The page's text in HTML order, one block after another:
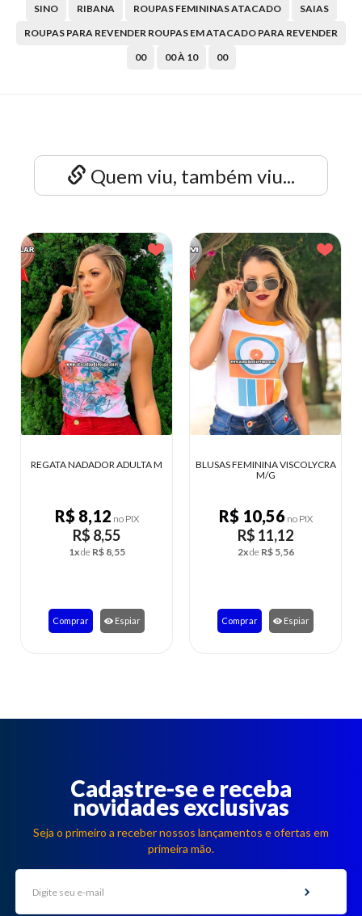
SINO
RIBANA ROUPAS FEMININAS ATACADO
SAIAS
ROUPAS PARA REVENDER ROUPAS EM ATACADO PARA REVENDER
00
00 À 10 00
Quem viu, também viu...
BLUSAS FEMININA VISCOLYCRA
R$ 10,56no PIX
R$ 11,12
2xdeR$ 5,56
Comprar Espiar
VESTIDO PLUS SIZE VÁRIOS
MODELOS GG
R$ 35,09no PIX
R$ 36,94
6xdeR$ 6,16
Comprar Espiar
Cadastre-se e receba
novidades exclusivas
Seja o primeiro a receber nossos lançamentos e ofertas em
primeira mão.